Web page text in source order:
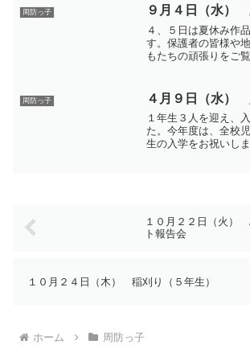
周防っ子 ９月４日（水）
４、５日は夏休み作
す。保護者の皆様や
もたちの頑張りをご
です。それぞれの成
い！」「どうなって
周防っ子 ４月９日（水）
１年生３人を迎え、
た。今年度は、全校
生の入学をお祝いし
１０月２２日（火）
ト報告会
１０月２４日（木） 稲刈り（５年生）
ホーム 周防っ子